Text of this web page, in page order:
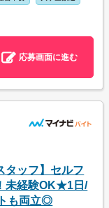
応募画面に進む
タッフ】セルフ
未経験OK★1日/
も両立◎